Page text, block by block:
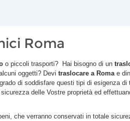
Roma
o piccoli trasporti? Hai bisogno di un
oggetti? Devi traslocare a Romae
di soddisfare questi tipi di esigenza di
delle Vostre proprietà ed
che verranno conservati in totale